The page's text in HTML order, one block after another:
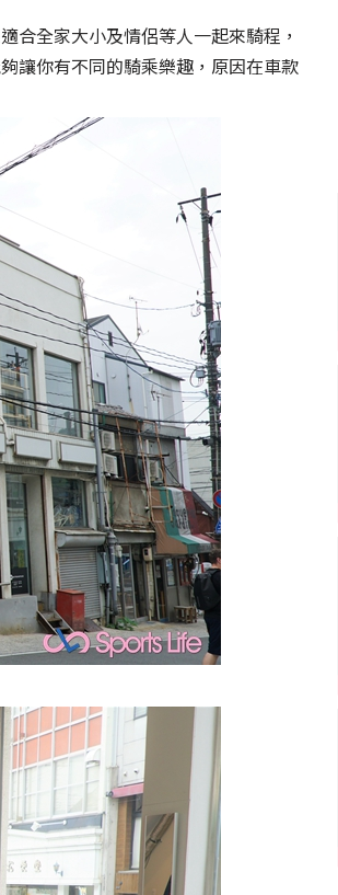
合全家大小及情侶等人一起來騎程，
讓你有不同的騎乘樂趣，原因在車款